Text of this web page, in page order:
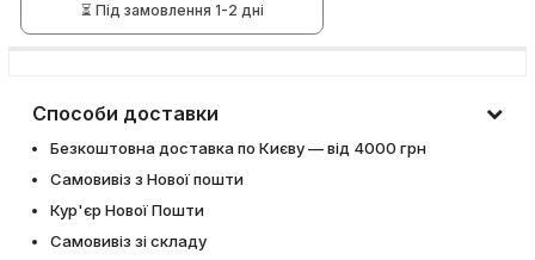
⏳ Під замовлення 1-2 дні
Способи доставки
Безкоштовна доставка по Києву — від 4000 грн
Самовивіз з Нової пошти
Кур'єр Нової Пошти
Самовивіз зі складу